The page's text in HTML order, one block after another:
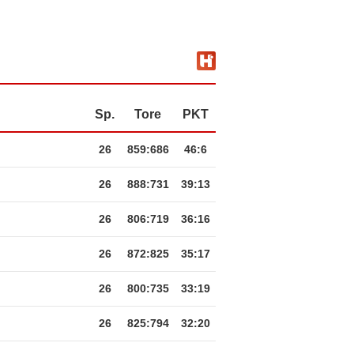
Sp. Tore PKT
26 859:686 46:6
26 888:731 39:13
26 806:719 36:16
26 872:825 35:17
26 800:735 33:19
26 825:794 32:20